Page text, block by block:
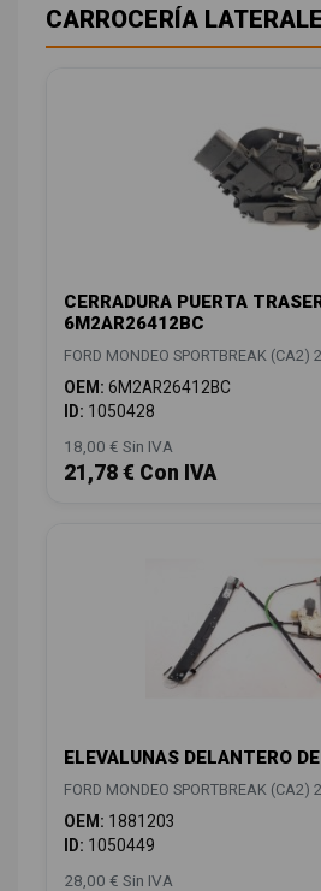
CARROCERÍA
CERRADURA PUERTA
6M2AR26412BC
FORD MONDEO SPORTBREAK (CA2)
OEM: 6M2AR26412BC
ID: 1050428
18,00 € Sin IVA
21,78 € Con IVA
ELEVALUNAS DELANTERO
FORD MONDEO SPORTBREAK (CA2)
OEM: 1881203
ID: 1050449
28,00 € Sin IVA